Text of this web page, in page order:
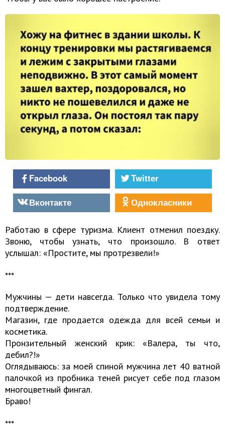
Facebook
Twitter
Вконтакте
Однокласники
Работаю в сфере туризма. Клиент отменил поездку.
Звоню, чтобы узнать, что произошло. В ответ
услышал: «Простите, мы протрезвели!»
***
Мужчины — дети навсегда. Только что увидела тому
подтверждение.
Магазин, где продается одежда для всей семьи и
косметика.
Пронзительный женский крик: «Валера, ты что,
дебил?!»
Оглядываюсь: за моей спиной мужчина лет 40 ватной
палочкой из пробника теней рисует себе под глазом
многоцветный фингал.
Браво!
***